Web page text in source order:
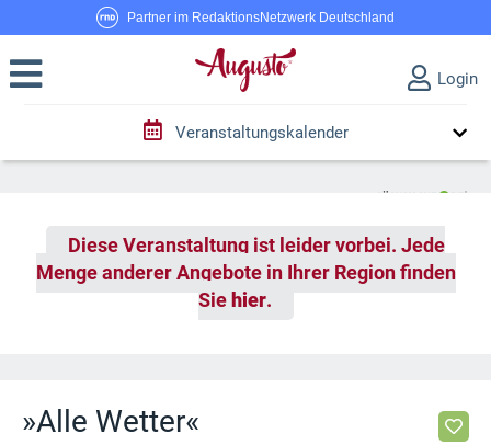
Partner im RedaktionsNetzwerk Deutschland
Login
Veranstaltungskalender
Diese Veranstaltung ist leider vorbei. Jede
Menge anderer Angebote in Ihrer Region finden
Sie hier.
»Alle Wetter«